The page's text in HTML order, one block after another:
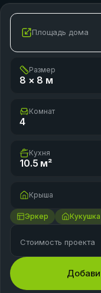
Площадь дома
Размер
8 × 8 м
Комнат
4
Кухня
10.5 м²
Крыша
Эркер Кукушка
Стоимость проекта